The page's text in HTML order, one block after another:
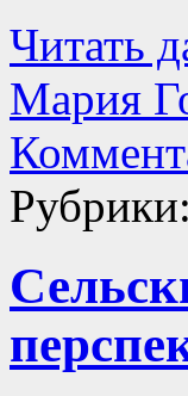
Читать
Мария
Рубрики: